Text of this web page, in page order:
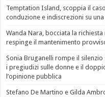
Temptation Island, scoppia il
conduzione e indiscrezioni su
Wanda Nara, bocciata la
respinge il mantenimento
Sonia Bruganelli rompe il
i pregiudizi sulle donne e il
l’opinione pubblica
Stefano De Martino e Gilda